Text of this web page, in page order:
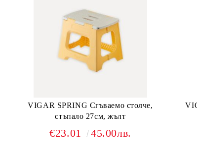
VIGAR SPRING Сгъваемо столче,
стъпало 27см, жълт
€23.01 45.00лв.